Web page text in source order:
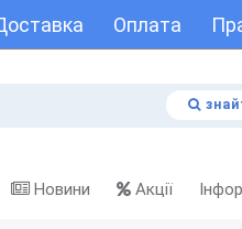
Оплата
Новини Акції